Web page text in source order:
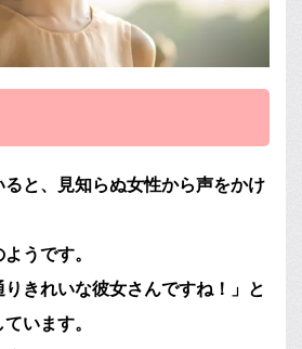
と、見知らぬ女性から声をかけ
うです。
りきれいな彼女さんですね！」と
います。